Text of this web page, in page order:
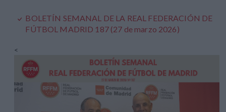
BOLETÍN SEMANAL DE LA REAL FEDERACIÓN DE
FÚTBOL MADRID 187 (27 de marzo 2026)
<